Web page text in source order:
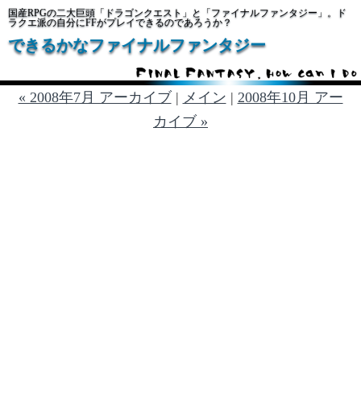
国産RPGの二大巨頭「ドラゴンクエスト」と「ファイナルファンタジー」。ド
ラクエ派の自分にFFがプレイできるのであろうか？
できるかなファイナルファンタジー
« 2008年7月 アーカイブ | メイン | 2008年10月 アー
カイブ »